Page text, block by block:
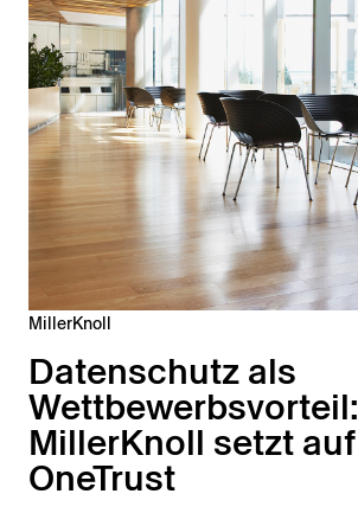
MillerKnoll
Datenschutz als
Wettbewerbsvorteil:
MillerKnoll setzt auf
OneTrust